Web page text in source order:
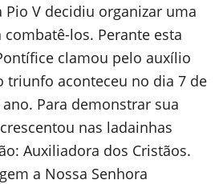
Pio V decidiu organizar uma
los. Perante esta
clamou pelo auxílio
triunfo aconteceu no dia 7 de
Para demonstrar sua
nas ladainhas
Auxiliadora dos Cristãos.
a Nossa Senhora